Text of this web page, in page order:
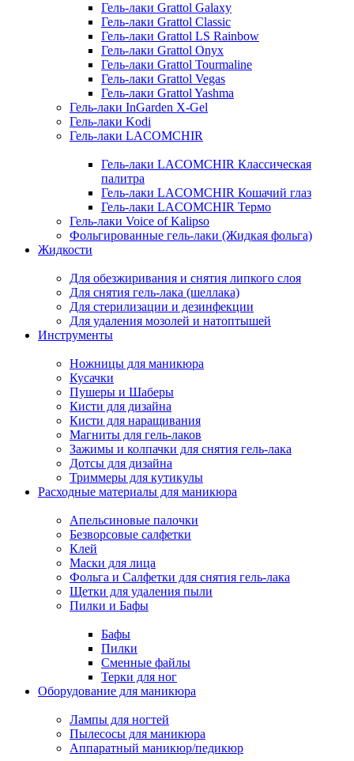
Гель-лаки Grattol Galaxy
Гель-лаки Grattol Classic
Гель-лаки Grattol LS Rainbow
Гель-лаки Grattol Onyx
Гель-лаки Grattol Tourmaline
Гель-лаки Grattol Vegas
Гель-лаки Grattol Yashma
Гель-лаки InGarden X-Gel
Гель-лаки Kodi
Гель-лаки LACOMCHIR
Гель-лаки LACOMCHIR Классическая
палитра
Гель-лаки LACOMCHIR Кошачий глаз
Гель-лаки LACOMCHIR Термо
Гель-лаки Voice of Kalipso
Фольгированные гель-лаки (Жидкая фольга)
Жидкости
Для обезжиривания и снятия липкого слоя
Для снятия гель-лака (шеллака)
Для стерилизации и дезинфекции
Для удаления мозолей и натоптышей
Инструменты
Ножницы для маникюра
Кусачки
Пушеры и Шаберы
Кисти для дизайна
Кисти для наращивания
Магниты для гель-лаков
Зажимы и колпачки для снятия гель-лака
Дотсы для дизайна
Триммеры для кутикулы
Расходные материалы для маникюра
Апельсиновые палочки
Безворсовые салфетки
Клей
Маски для лица
Фольга и Салфетки для снятия гель-лака
Щетки для удаления пыли
Пилки и Бафы
Бафы
Пилки
Сменные файлы
Терки для ног
Оборудование для маникюра
Лампы для ногтей
Пылесосы для маникюра
Аппаратный маникюр/педикюр